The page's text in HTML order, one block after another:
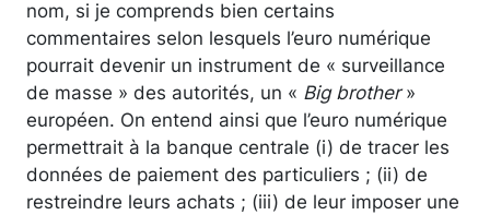
nom, si je comprends bien certains
commentaires selon lesquels l’euro numérique
pourrait devenir un instrument de « surveillance
de masse » des autorités, un « Big brother»
européen. On entend ainsi que l’euro numérique
permettrait à la banque centrale (i) de tracer les
données de paiement des particuliers ; (ii) de
restreindre leurs achats ; (iii) de leur imposer une